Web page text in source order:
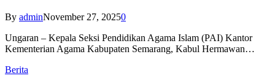
By adminNovember 27, 20250
Ungaran – Kepala Seksi Pendidikan Agama Islam (PAI) Kantor
Kementerian Agama Kabupaten Semarang, Kabul Hermawan…
Berita